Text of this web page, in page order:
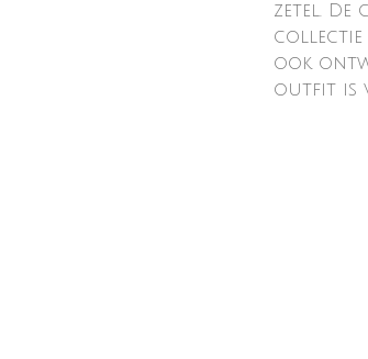
zetel. De
collectie
ook
outfit is